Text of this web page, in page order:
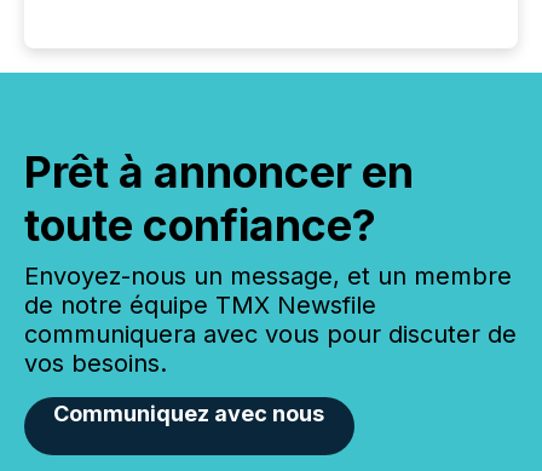
Prêt à annoncer en
toute confiance?
Envoyez-nous un message, et un membre
de notre équipe TMX Newsfile
communiquera avec vous pour discuter de
vos besoins.
Communiquez avec nous